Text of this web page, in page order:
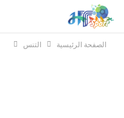
الصفحة الرئيسية التنس